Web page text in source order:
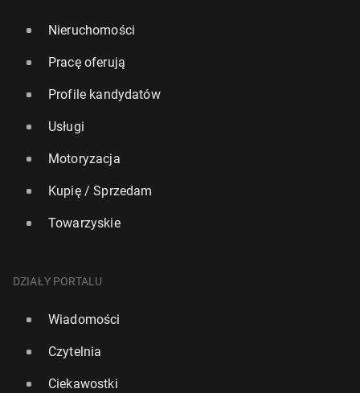
Nieruchomości
Pracę oferują
Profile kandydatów
Usługi
Motoryzacja
Kupię / Sprzedam
Towarzyskie
DZIAŁY PORTALU
Wiadomości
Czytelnia
Ciekawostki